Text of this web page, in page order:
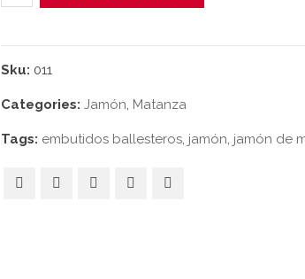
Sku: 011
Categories: Jamón, Matanza
Tags: embutidos ballesteros, jamón, jamón de